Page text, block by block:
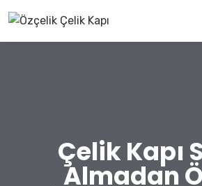
Çelik Kapı
Almadan